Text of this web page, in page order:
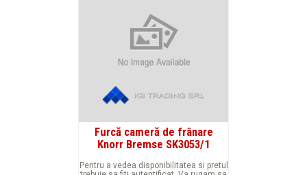
Furcă cameră de frânare
Knorr Bremse SK3053/1
Pentru a vedea disponibilitatea si pretul